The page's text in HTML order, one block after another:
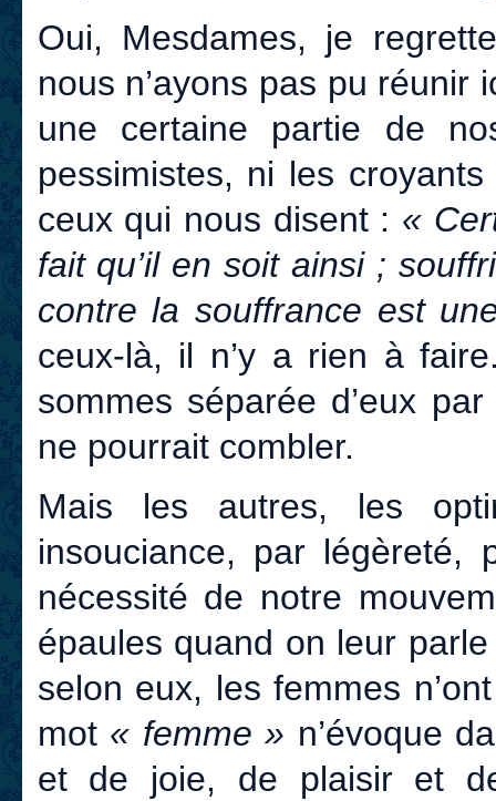
Oui, Mesdames, je
nous n’ayons pas pu réunir
une certaine partie de
pessimistes, ni les
ceux qui nous disent : «
fait qu’il en soit ainsi ;
contre la souffrance est
ceux-là, il n’y a rien à
sommes séparée d’eux
ne pourrait combler.
Mais les autres, les
insouciance, par
nécessité de notre
épaules quand on leur
selon eux, les femmes
mot « femme » n’évoque
et de joie, de plaisir et